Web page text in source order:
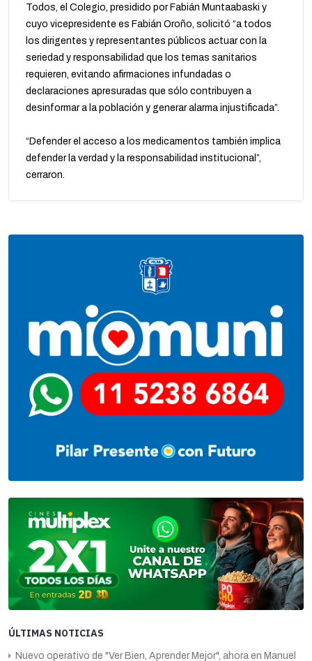
Todos, el Colegio, presidido por Fabián Muntaabaski y
cuyo vicepresidente es Fabián Oroño, solicitó “a todos
los dirigentes y representantes públicos actuar con la
seriedad y responsabilidad que los temas sanitarios
requieren, evitando afirmaciones infundadas o
declaraciones apresuradas que sólo contribuyen a
desinformar a la población y generar alarma injustificada”.
“Defender el acceso a los medicamentos también implica
defender la verdad y la responsabilidad institucional”,
cerraron.
ÚLTIMAS NOTICIAS
Nuevo operativo de "Ver Bien, Aprender Mejor", ahora en Manuel